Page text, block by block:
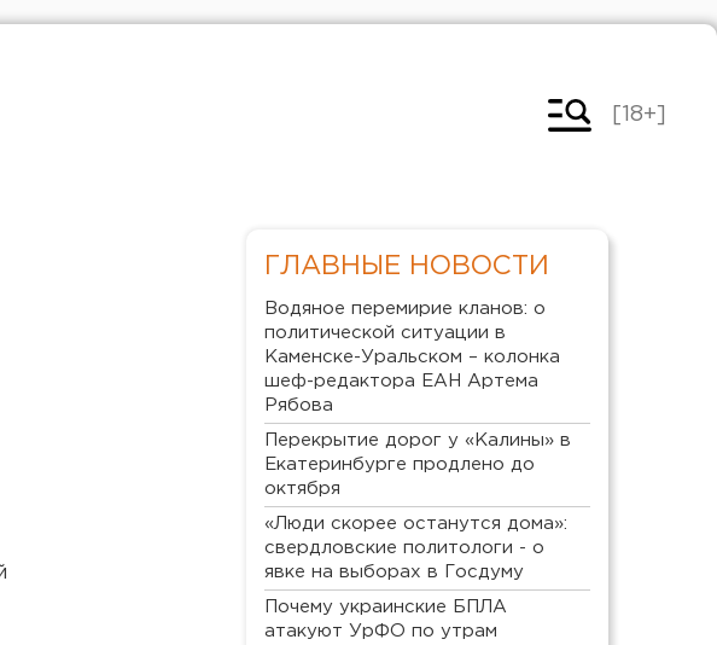
[18+]
ГЛАВНЫЕ НОВОСТИ
Водяное перемирие кланов: о
политической ситуации в
Каменске-Уральском – колонка
шеф-редактора ЕАН Артема
Рябова
Перекрытие дорог у «Калины» в
Екатеринбурге продлено до
октября
«Люди скорее останутся дома»:
свердловские политологи - о
явке на выборах в Госдуму
Почему украинские БПЛА
атакуют УрФО по утрам